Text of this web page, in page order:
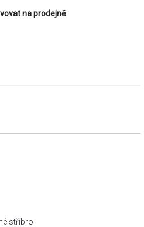
na prodejně
stříbro